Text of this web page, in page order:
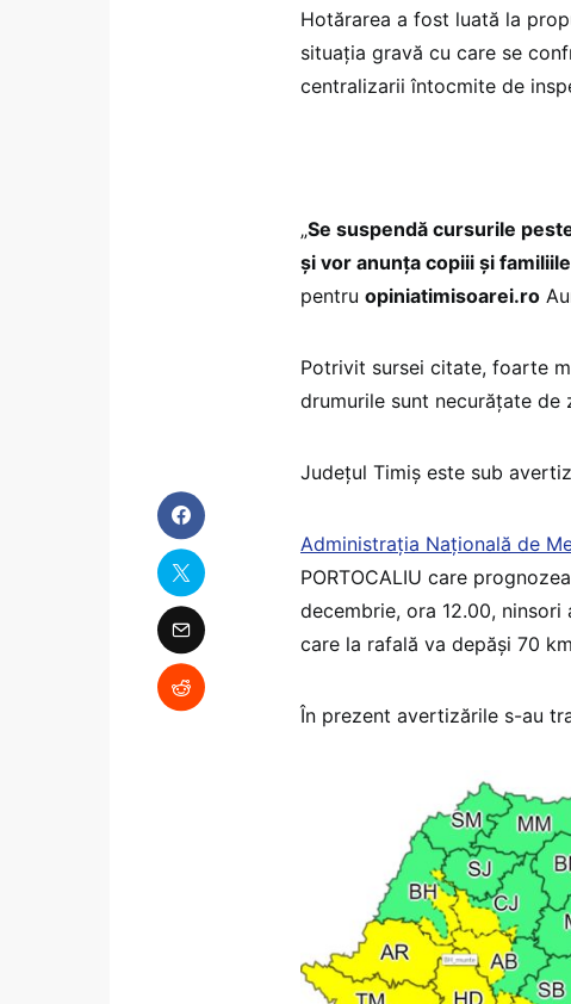
Hotărarea a fost luată la
situația gravă cu care se
centralizarii întocmite de
„Se suspendă cursurile
și vor anunța copiii și
pentru opiniatimisoarei.ro
Potrivit sursei citate, foarte
drumurile sunt necurățate
Județul Timiș este sub
Administraţia Naţională de
PORTOCALIU care
decembrie, ora 12.00,
care la rafală va depăşi 70
În prezent avertizările s-au